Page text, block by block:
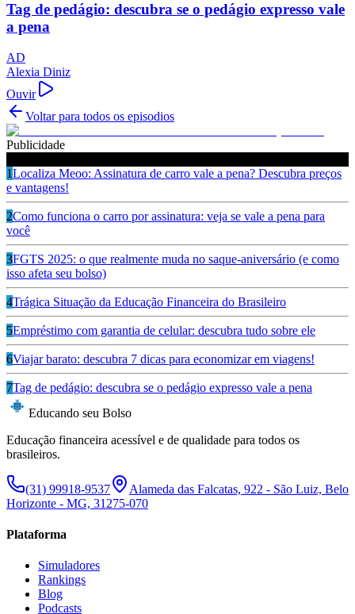
Tag de pedágio: descubra se o pedágio expresso vale
a pena
AD
Alexia Diniz
Ouvir
Voltar para todos os episodios
Publicidade
1Localiza Meoo: Assinatura de carro vale a pena? Descubra preços
e vantagens!
2Como funciona o carro por assinatura: veja se vale a pena para
você
3FGTS 2025: o que realmente muda no saque-aniversário (e como
isso afeta seu bolso)
4Trágica Situação da Educação Financeira do Brasileiro
5Empréstimo com garantia de celular: descubra tudo sobre ele
6Viajar barato: descubra 7 dicas para economizar em viagens!
7Tag de pedágio: descubra se o pedágio expresso vale a pena
Educando seu Bolso
Educação financeira acessível e de qualidade para todos os
brasileiros.
(31) 99918-9537
Alameda das Falcatas, 922 - São Luiz, Belo
Horizonte - MG, 31275-070
Plataforma
Simuladores
Rankings
Blog
Podcasts